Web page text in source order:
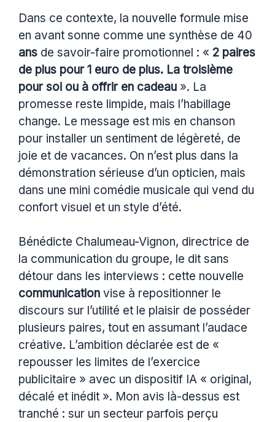
Dans ce contexte, la nouvelle formule mise
en avant sonne comme une synthèse de 40
ans de savoir-faire promotionnel : « 2 paires
de plus pour 1 euro de plus. La troisième
pour soi ou à offrir en cadeau ». La
promesse reste limpide, mais l’habillage
change. Le message est mis en chanson
pour installer un sentiment de légèreté, de
joie et de vacances. On n’est plus dans la
démonstration sérieuse d’un opticien, mais
dans une mini comédie musicale qui vend du
confort visuel et un style d’été.
Bénédicte Chalumeau-Vignon, directrice de
la communication du groupe, le dit sans
détour dans les interviews : cette nouvelle
communication vise à repositionner le
discours sur l’utilité et le plaisir de posséder
plusieurs paires, tout en assumant l’audace
créative. L’ambition déclarée est de «
repousser les limites de l’exercice
publicitaire » avec un dispositif IA « original,
décalé et inédit ». Mon avis là-dessus est
tranché : sur un secteur parfois perçu